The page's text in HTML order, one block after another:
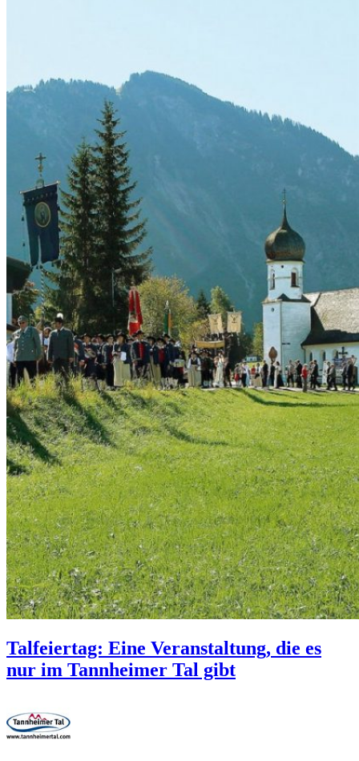
Talfeiertag: Eine Veranstaltung, die es
nur im Tannheimer Tal gibt